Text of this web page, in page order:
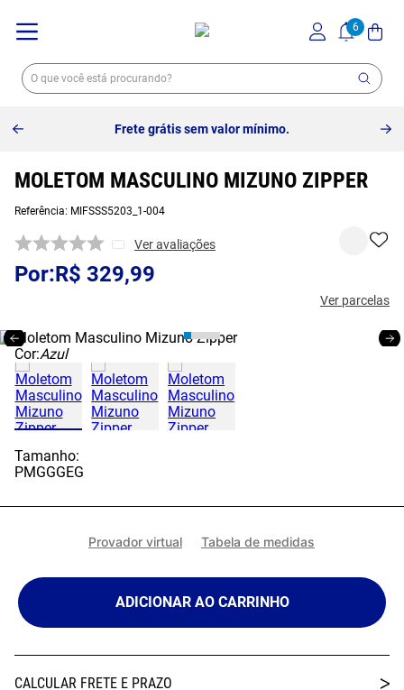
Frete grátis sem valor mínimo.
MOLETOM MASCULINO MIZUNO ZIPPER
Referência: MIFSSS5203_1-004
Ver avaliações
R$ 329,99
Ver parcelas
Cor:Azul
Tamanho:
PMGGGEG
Provador virtual Tabela de medidas
ADICIONAR AO CARRINHO